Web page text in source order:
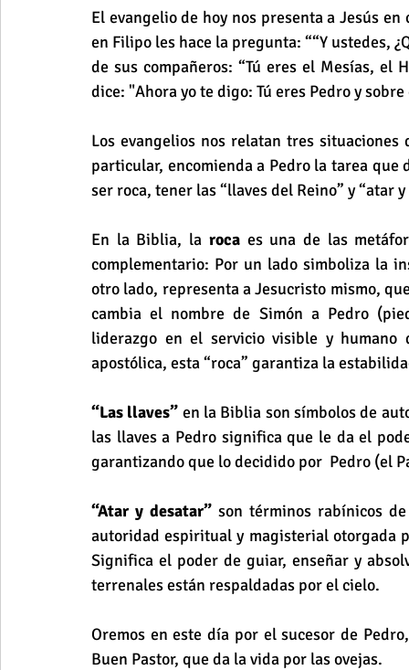
El evangelio de hoy nos presenta a Jesús
en Filipo les hace la pregunta: ““Y ustedes,
de sus compañeros: “Tú eres el Mesías, el
dice: "Ahora yo te digo: Tú eres Pedro y
Los evangelios nos relatan tres
particular, encomienda a Pedro la tarea
ser roca, tener las “llaves del Reino” y “atar
En la Biblia, la roca es una de las
complementario: Por un lado simboliza la
otro lado, representa a Jesucristo mismo,
cambia el nombre de Simón a Pedro
liderazgo en el servicio visible y
apostólica, esta “roca” garantiza la
“Las llaves” en la Biblia son símbolos de
las llaves a Pedro significa que le da el
garantizando que lo decidido por  Pedro (el
“Atar y desatar” son términos rabínicos
autoridad espiritual y magisterial otorgada
Significa el poder de guiar, enseñar y
terrenales están respaldadas por el cielo.
Oremos en este día por el sucesor de
Buen Pastor, que da la vida por las ovejas.